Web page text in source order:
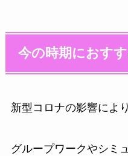
今の時期におす
新型コロナの影響により
グループワークやシミ